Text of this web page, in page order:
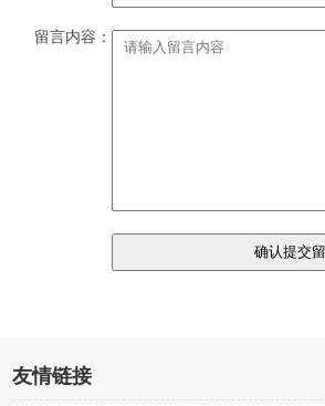
留言内容：
友情链接